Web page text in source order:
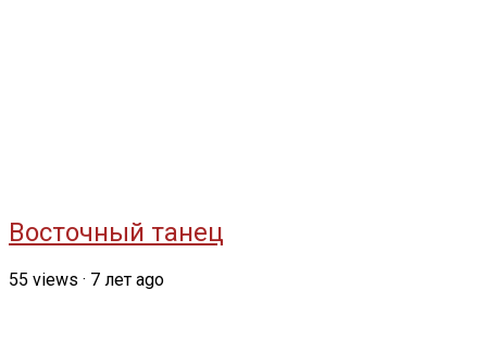
Восточный танец
55 views · 7 лет ago